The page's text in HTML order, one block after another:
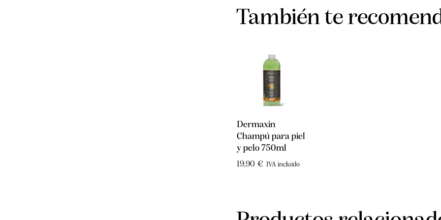
También te
Dermaxin
Champú para piel
y pelo 750ml
19,90 € IVA incluido